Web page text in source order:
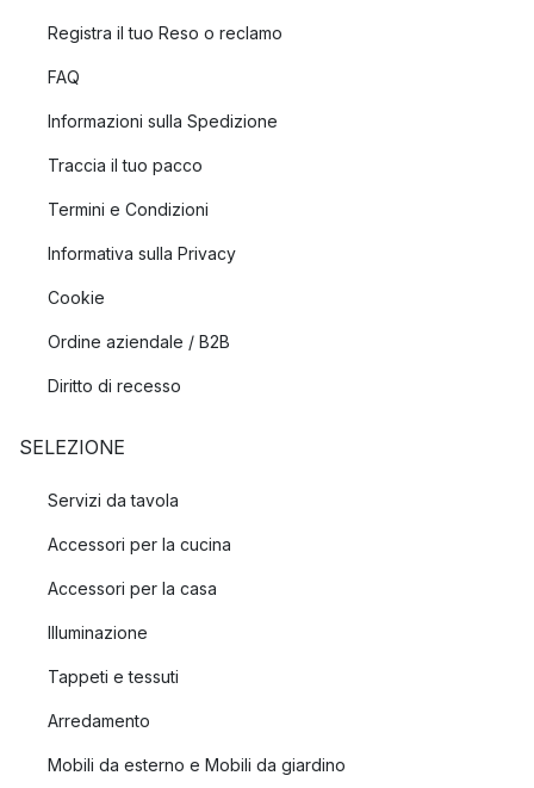
Registra il tuo Reso o reclamo
FAQ
Informazioni sulla Spedizione
Traccia il tuo pacco
Termini e Condizioni
Informativa sulla Privacy
Cookie
Ordine aziendale / B2B
Diritto di recesso
SELEZIONE
Servizi da tavola
Accessori per la cucina
Accessori per la casa
Illuminazione
Tappeti e tessuti
Arredamento
Mobili da esterno e Mobili da giardino